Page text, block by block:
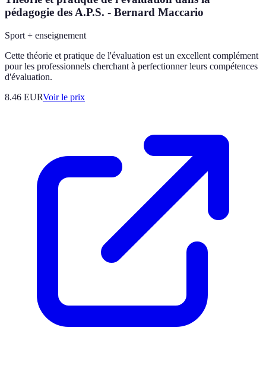
pédagogie des A.P.S. - Bernard Maccario
Sport + enseignement
Cette théorie et pratique de l'évaluation est un excellent complément
pour les professionnels cherchant à perfectionner leurs compétences
d'évaluation.
8.46 EURVoir le prix